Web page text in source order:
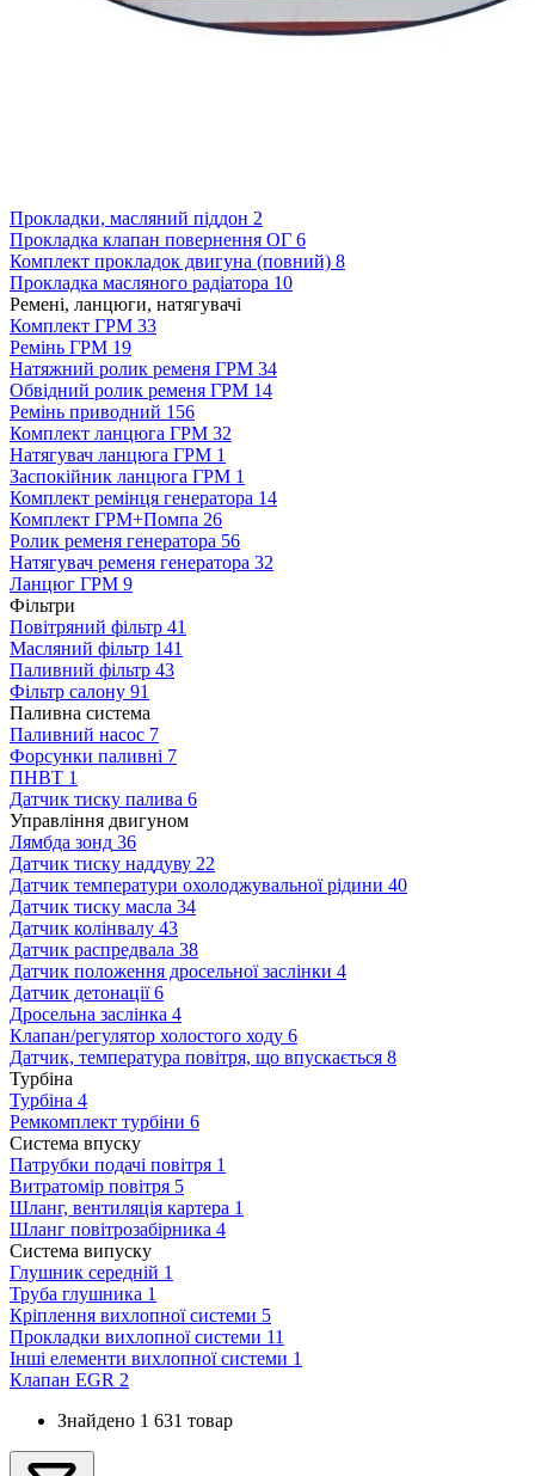
Прокладки, масляний піддон 2
Прокладка клапан повернення ОГ 6
Комплект прокладок двигуна (повний) 8
Прокладка масляного радіатора 10
Ремені, ланцюги, натягувачі
Комплект ГРМ 33
Ремінь ГРМ 19
Натяжний ролик ременя ГРМ 34
Обвідний ролик ременя ГРМ 14
Ремінь приводний 156
Комплект ланцюга ГРМ 32
Натягувач ланцюга ГРМ 1
Заспокійник ланцюга ГРМ 1
Комплект ремінця генератора 14
Комплект ГРМ+Помпа 26
Ролик ременя генератора 56
Натягувач ременя генератора 32
Ланцюг ГРМ 9
Фільтри
Повітряний фільтр 41
Масляний фільтр 141
Паливний фільтр 43
Фільтр салону 91
Паливна система
Паливний насос 7
Форсунки паливні 7
ПНВТ 1
Датчик тиску палива 6
Управління двигуном
Лямбда зонд 36
Датчик тиску наддуву 22
Датчик температури охолоджувальної рідини 40
Датчик тиску масла 34
Датчик колінвалу 43
Датчик распредвала 38
Датчик положення дросельної заслінки 4
Датчик детонації 6
Дросельна заслінка 4
Клапан/регулятор холостого ходу 6
Датчик, температура повітря, що впускається 8
Турбіна
Турбіна 4
Ремкомплект турбіни 6
Система впуску
Патрубки подачі повітря 1
Витратомір повітря 5
Шланг, вентиляція картера 1
Шланг повітрозабірника 4
Система випуску
Глушник середній 1
Труба глушника 1
Кріплення вихлопної системи 5
Прокладки вихлопної системи 11
Інші елементи вихлопної системи 1
Клапан EGR 2
Знайдено 1 631 товар